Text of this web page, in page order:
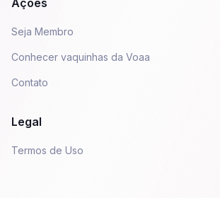
Ações
Seja Membro
Conhecer vaquinhas da Voaa
Contato
Legal
Termos de Uso